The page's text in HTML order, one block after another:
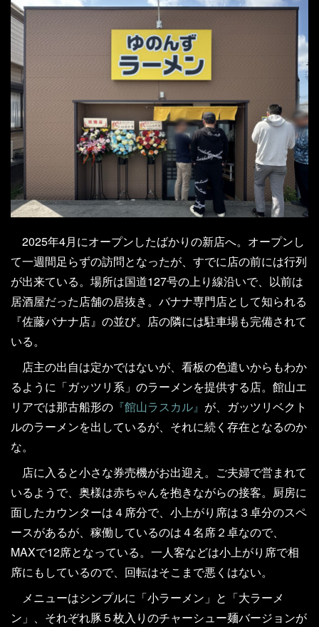
2025年4月にオープンしたばかりの新店へ。オープンし
て一週間足らずの訪問となったが、すでに店の前には行列
が出来ている。場所は国道127号の上り線沿いで、以前は
居酒屋だった店舗の居抜き。バナナ専門店として知られる
『佐藤バナナ店』の並び。店の隣には駐車場も完備されて
いる。
店主の出自は定かではないが、看板の色遣いからもわか
るように「ガッツリ系」のラーメンを提供する店。館山エ
リアでは那古船形の 『館山ラスカル』 が、ガッツリベクト
ルのラーメンを出しているが、それに続く存在となるのか
な。
店に入ると小さな券売機がお出迎え。ご夫婦で営まれて
いるようで、奥様は赤ちゃんを抱きながらの接客。厨房に
面したカウンターは４席分で、小上がり席は３卓分のスペ
ースがあるが、稼働しているのは４名席２卓なので、
MAXで12席となっている。一人客などは小上がり席で相
席にもしているので、回転はそこまで悪くはない。
メニューはシンプルに「小ラーメン」と「大ラーメ
ン」、それぞれ豚５枚入りのチャーシュー麺バージョンが